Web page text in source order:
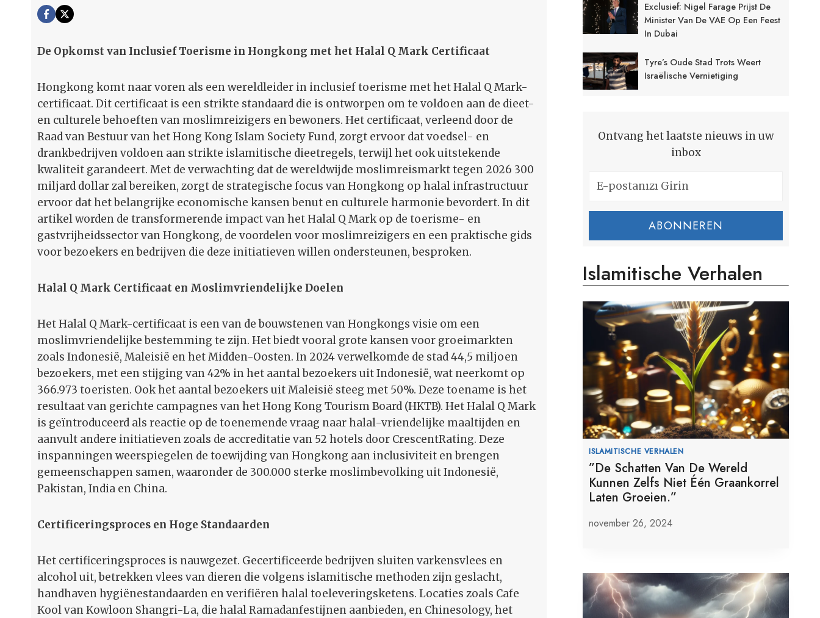
De Opkomst van Inclusief Toerisme in Hongkong met het Halal Q Mark Certificaat
Hongkong komt naar voren als een wereldleider in inclusief toerisme met het Halal Q Mark-
certificaat. Dit certificaat is een strikte standaard die is ontworpen om te voldoen aan de dieet-
en culturele behoeften van moslimreizigers en bewoners. Het certificaat, verleend door de
Raad van Bestuur van het Hong Kong Islam Society Fund, zorgt ervoor dat voedsel- en
drankbedrijven voldoen aan strikte islamitische dieetregels, terwijl het ook uitstekende
kwaliteit garandeert. Met de verwachting dat de wereldwijde moslimreismarkt tegen 2026 300
miljard dollar zal bereiken, zorgt de strategische focus van Hongkong op halal infrastructuur
ervoor dat het belangrijke economische kansen benut en culturele harmonie bevordert. In dit
artikel worden de transformerende impact van het Halal Q Mark op de toerisme- en
gastvrijheidssector van Hongkong, de voordelen voor moslimreizigers en een praktische gids
voor bezoekers en bedrijven die deze initiatieven willen ondersteunen, besproken.
Halal Q Mark Certificaat en Moslimvriendelijke Doelen
Het Halal Q Mark-certificaat is een van de bouwstenen van Hongkongs visie om een
moslimvriendelijke bestemming te zijn. Het biedt vooral grote kansen voor groeimarkten
zoals Indonesië, Maleisië en het Midden-Oosten. In 2024 verwelkomde de stad 44,5 miljoen
bezoekers, met een stijging van 42% in het aantal bezoekers uit Indonesië, wat neerkomt op
366.973 toeristen. Ook het aantal bezoekers uit Maleisië steeg met 50%. Deze toename is het
resultaat van gerichte campagnes van het Hong Kong Tourism Board (HKTB). Het Halal Q Mark
is geïntroduceerd als reactie op de toenemende vraag naar halal-vriendelijke maaltijden en
aanvult andere initiatieven zoals de accreditatie van 52 hotels door CrescentRating. Deze
inspanningen weerspiegelen de toewijding van Hongkong aan inclusiviteit en brengen
gemeenschappen samen, waaronder de 300.000 sterke moslimbevolking uit Indonesië,
Pakistan, India en China.
Certificeringsproces en Hoge Standaarden
Het certificeringsproces is nauwgezet. Gecertificeerde bedrijven sluiten varkensvlees en
alcohol uit, betrekken vlees van dieren die volgens islamitische methoden zijn geslacht,
handhaven hygiënestandaarden en verifiëren halal toeleveringsketens. Locaties zoals Cafe
Kool van Kowloon Shangri-La, die halal Ramadanfestijnen aanbieden, en Chinesology, het
Exclusief: Nigel Farage Prijst De
Minister Van De VAE Op Een Feest
In Dubai
Tyre’s Oude Stad Trots Weert
Israëlische Vernietiging
Ontvang het laatste nieuws in uw
inbox
ABONNEREN
Islamitische Verhalen
ISLAMITISCHE VERHALEN
”De Schatten Van De Wereld
Kunnen Zelfs Niet Één Graankorrel
Laten Groeien.”
november 26, 2024